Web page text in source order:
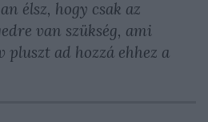
élsz, hogy csak az
van szükség, ami
ad hozzá ehhez a